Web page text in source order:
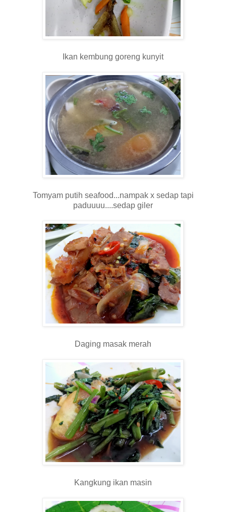
Ikan kembung goreng kunyit
Tomyam putih seafood...nampak x sedap tapi
paduuuu....sedap giler
Daging masak merah
Kangkung ikan masin